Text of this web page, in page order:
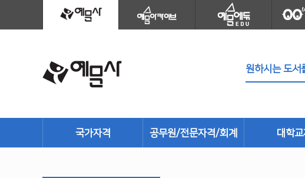
국가자격 공무원/전문자격/회계 대학교